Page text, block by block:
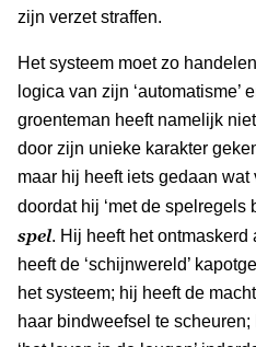
zijn verzet straffen.
Het systeem moet zo
logica van zijn ‘automatisme’
groenteman heeft namelijk
door zijn unieke karakter
maar hij heeft iets gedaan
doordat hij ‘met de spelregels
spel. Hij heeft het
heeft de ‘schijnwereld’
het systeem; hij heeft de
haar bindweefsel te